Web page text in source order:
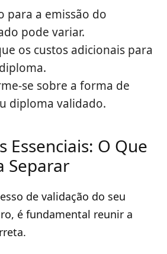
para a emissão do
pode variar.
os custos adicionais para
se sobre a forma de
diploma validado.
Essenciais: O Que
Separar
de validação do seu
é fundamental reunir a